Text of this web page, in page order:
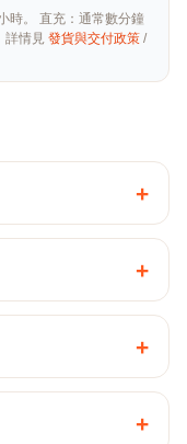
時。 直充：通常數分鐘
詳情見 發貨與交付政策 /
+
+
+
+